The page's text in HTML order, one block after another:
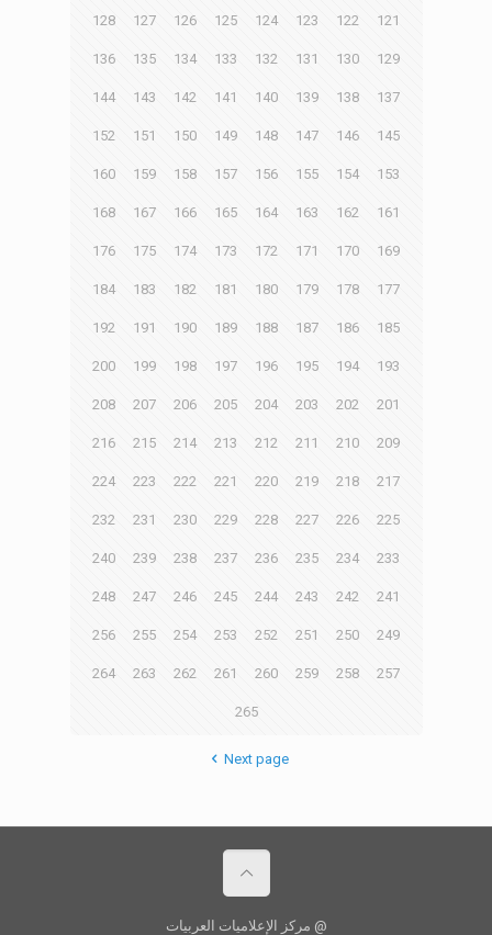
121
122
123
124
125
126
127
128
129
130
131
132
133
134
135
136
137
138
139
140
141
142
143
144
145
146
147
148
149
150
151
152
153
154
155
156
157
158
159
160
161
162
163
164
165
166
167
168
169
170
171
172
173
174
175
176
177
178
179
180
181
182
183
184
185
186
187
188
189
190
191
192
193
194
195
196
197
198
199
200
201
202
203
204
205
206
207
208
209
210
211
212
213
214
215
216
217
218
219
220
221
222
223
224
225
226
227
228
229
230
231
232
233
234
235
236
237
238
239
240
241
242
243
244
245
246
247
248
249
250
251
252
253
254
255
256
257
258
259
260
261
262
263
264
265
Next page
@ مركز الإعلاميات العربيات